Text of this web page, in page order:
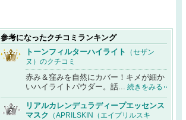
参考になったクチコミランキング
トーンフィルターハイライト
（セザン
ヌ）のクチコミ
赤み＆窪みを自然にカバー！キメが細か
いハイライトパウダー。話... 続きをみる
リアルカレンデュラディープエッセンス
マスク （APRILSKIN（エイプリルスキ